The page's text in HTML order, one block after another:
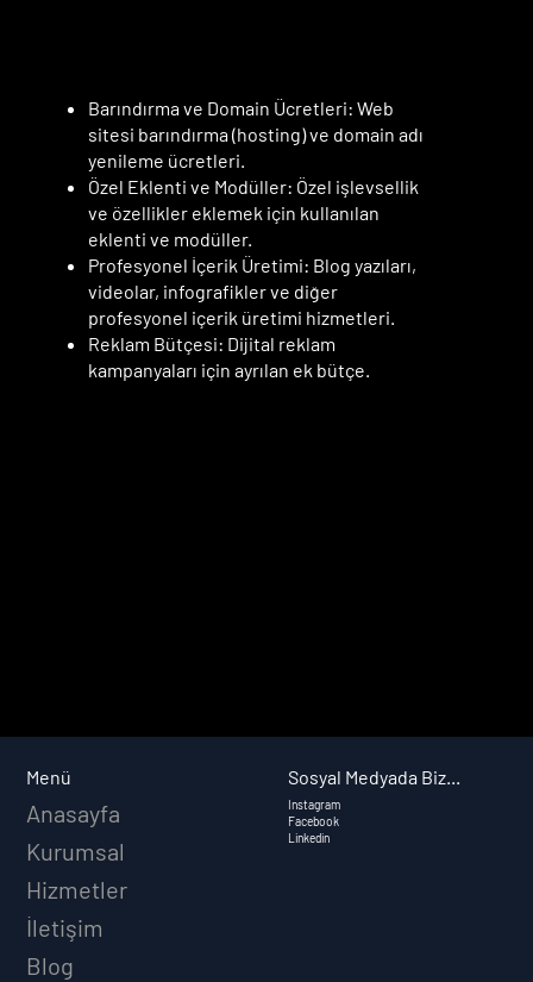
Barındırma ve Domain Ücretleri: Web
sitesi barındırma (hosting) ve domain adı
yenileme ücretleri.
Özel Eklenti ve Modüller: Özel işlevsellik
ve özellikler eklemek için kullanılan
eklenti ve modüller.
Profesyonel İçerik Üretimi: Blog yazıları,
videolar, infografikler ve diğer
profesyonel içerik üretimi hizmetleri.
Reklam Bütçesi: Dijital reklam
kampanyaları için ayrılan ek bütçe.
Menü
Anasayfa
Kurumsal
Hizmetler
İletişim
Blog
Sosyal Medyada Biz...
Instagram
Facebook
Linkedin